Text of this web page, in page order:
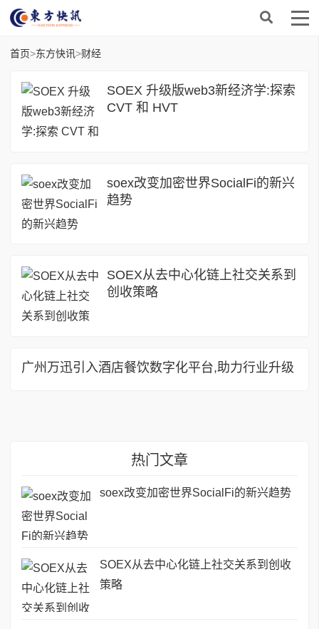
首页>东方快讯>财经
SOEX 升级版web3新经济学:探索
CVT 和 HVT
soex改变加密世界SocialFi的新兴
趋势
SOEX从去中心化链上社交关系到
创收策略
广州万迅引入酒店餐饮数字化平台,助力行业升级
热门文章
soex改变加密世界SocialFi的新兴趋势
SOEX从去中心化链上社交关系到创收
策略